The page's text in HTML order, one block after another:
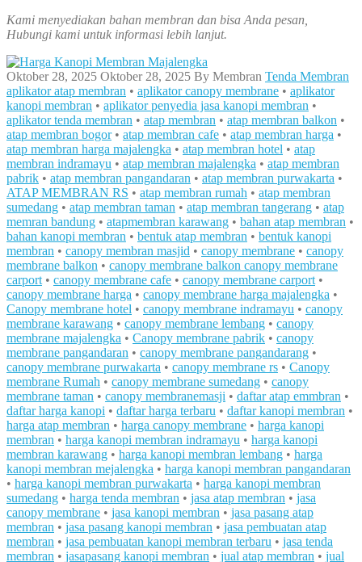
Kami menyediakan bahan membran dan bisa Anda pesan,
Hubungi kami untuk informasi lebih lanjut.
Oktober 28, 2025 Oktober 28, 2025 By Membran Tenda Membran
aplikator atap membran • aplikator canopy membrane • aplikator
kanopi membran • aplikator penyedia jasa kanopi membran •
aplikator tenda membran • atap membran • atap membran balkon •
atap membran bogor• atap membran cafe • atap membran harga •
atap membran harga majalengka • atap membran hotel • atap
membran indramayu • atap membran majalengka • atap membran
pabrik • atap membran pangandaran • atap membran purwakarta •
ATAP MEMBRAN RS • atap membran rumah • atap membran
sumedang • atap membran taman • atap membran tangerang • atap
memran bandung • atapmembran karawang • bahan atap membran •
bahan kanopi membran • bentuk atap membran • bentuk kanopi
membran • canopy membran masjid • canopy membrane • canopy
membrane balkon • canopy membrane balkon canopy membrane
carport • canopy membrane cafe • canopy membrane carport •
canopy membrane harga • canopy membrane harga majalengka •
Canopy membrane hotel • canopy membrane indramayu • canopy
membrane karawang • canopy membrane lembang • canopy
membrane majalengka • Canopy membrane pabrik • canopy
membrane pangandaran • canopy membrane pangandarang •
canopy membrane purwakarta • canopy membrane rs • Canopy
membrane Rumah • canopy membrane sumedang • canopy
membrane taman • canopy membranemasji • daftar atap emmbran •
daftar harga kanopi • daftar harga terbaru • daftar kanopi membran •
harga atap membran • harga canopy membrane • harga kanopi
membran • harga kanopi membran indramayu • harga kanopi
membran karawang • harga kanopi membran lembang • harga
kanopi membran mejalengka • harga kanopi membran pangandaran
• harga kanopi membran purwakarta • harga kanopi membran
sumedang • harga tenda membran • jasa atap membran • jasa
canopy membrane • jasa kanopi membran • jasa pasang atap
membran • jasa pasang kanopi membran • jasa pembuatan atap
membran • jasa pembuatan kanopi membran terbaru • jasa tenda
membran • jasapasang kanopi membran • jual atap membran • jual